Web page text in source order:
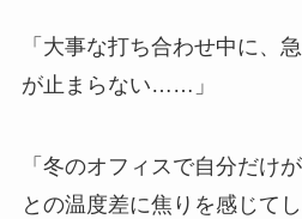
「大事な打ち合わせ中に、
が止まらない……」
「冬のオフィスで自分だけ
との温度差に焦りを感じてし